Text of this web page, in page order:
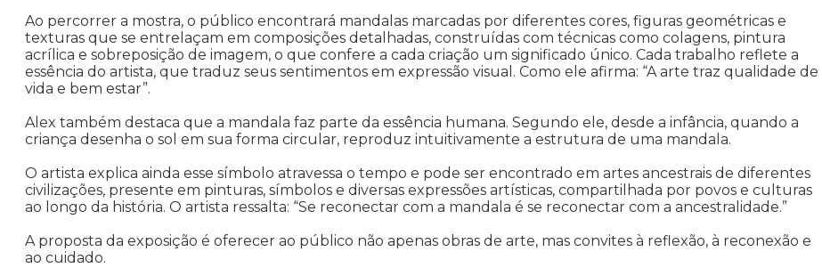
Ao percorrer a mostra, o público encontrará mandalas marcadas por diferentes cores, figuras geométricas e
texturas que se entrelaçam em composições detalhadas, construídas com técnicas como colagens, pintura
acrílica e sobreposição de imagem, o que confere a cada criação um significado único. Cada trabalho reflete a
essência do artista, que traduz seus sentimentos em expressão visual. Como ele afirma: “A arte traz qualidade de
vida e bem estar”.
Alex também destaca que a mandala faz parte da essência humana. Segundo ele, desde a infância, quando a
criança desenha o sol em sua forma circular, reproduz intuitivamente a estrutura de uma mandala.
O artista explica ainda esse símbolo atravessa o tempo e pode ser encontrado em artes ancestrais de diferentes
civilizações, presente em pinturas, símbolos e diversas expressões artísticas, compartilhada por povos e culturas
ao longo da história. O artista ressalta: “Se reconectar com a mandala é se reconectar com a ancestralidade.”
A proposta da exposição é oferecer ao público não apenas obras de arte, mas convites à reflexão, à reconexão e
ao cuidado.